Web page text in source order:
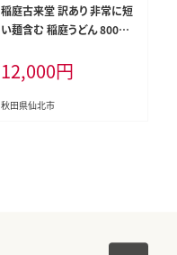
稲庭古来堂 訳あり 非常に短
い麺含む 稲庭うどん 800g
伝統製法認定 稲庭古来うど
ん [乾麺 干麺 干し麺 細麺
無添加 時短 離乳食 介護食
12,000円
秋田県仙北市